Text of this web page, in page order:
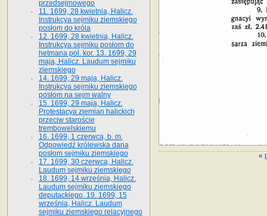
«
przedsejmowego
11. 1699, 28 kwietnia, Halicz.
Instrukcya sejmiku ziemskiego
posłom do króla
12. 1699, 28 kwietnia, Halicz.
Instrukcya sejmiku posłom do
hetmana pol. kor. 13. 1699, 29
maja, Halicz. Laudum sejmiku
ziemskiego
14. 1699, 29 maja, Halicz.
Instrukcya sejmiku ziemskiego
posłom na sejm walny
15. 1699, 29 maja, Halicz.
Protestacya ziemian halickich
przeciw staroście
trembowelskiemu
16. 1699, 1 czerwca, b. m.
Odpowiedź królewska dana
posłom sejmiku ziemskiego
17. 1699, 30 czerwca, Halicz.
Laudum sejmiku ziemskiego
18. 1699, 14 września, Halicz.
Laudum sejmiku ziemskiego
deputackiego. 19. 1699, 15
września, Halicz. Laudum
sejmiku ziemskiego relacyjnego